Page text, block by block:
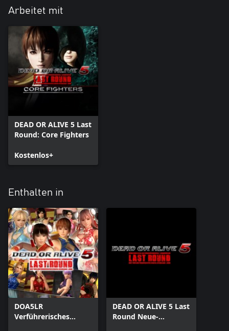
Arbeitet mit
DEAD OR ALIVE 5 Last
Round: Core Fighters
Kostenlos+
Enthalten in
DOA5LR
Verführerisches
DEAD OR ALIVE 5 Last
Round Neue-